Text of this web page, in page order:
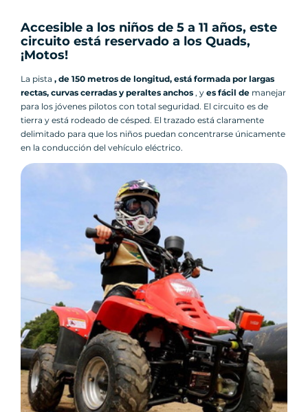
Accesible a los niños de 5 a 11 años, este
circuito está reservado a los Quads,
¡Motos!
La pista , de 150 metros de longitud, está formada por largas
rectas, curvas cerradas y peraltes anchos , y es fácil de manejar
para los jóvenes pilotos con total seguridad. El circuito es de
tierra y está rodeado de césped. El trazado está claramente
delimitado para que los niños puedan concentrarse únicamente
en la conducción del vehículo eléctrico.